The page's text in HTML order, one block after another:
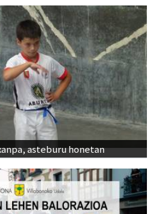
asteburu honetan